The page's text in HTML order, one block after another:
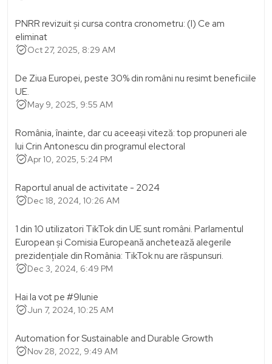
PNRR revizuit și cursa contra cronometru: (I) Ce am
eliminat
alarm_onOct 27, 2025, 8:29 AM
De Ziua Europei, peste 30% din români nu resimt beneficiile
UE.
alarm_onMay 9, 2025, 9:55 AM
România, înainte, dar cu aceeași viteză: top propuneri ale
lui Crin Antonescu din programul electoral
alarm_onApr 10, 2025, 5:24 PM
Raportul anual de activitate - 2024
alarm_onDec 18, 2024, 10:26 AM
1 din 10 utilizatori TikTok din UE sunt români. Parlamentul
European și Comisia Europeană anchetează alegerile
prezidențiale din România: TikTok nu are răspunsuri.
alarm_onDec 3, 2024, 6:49 PM
Hai la vot pe #9Iunie
alarm_onJun 7, 2024, 10:25 AM
Automation for Sustainable and Durable Growth
alarm_onNov 28, 2022, 9:49 AM